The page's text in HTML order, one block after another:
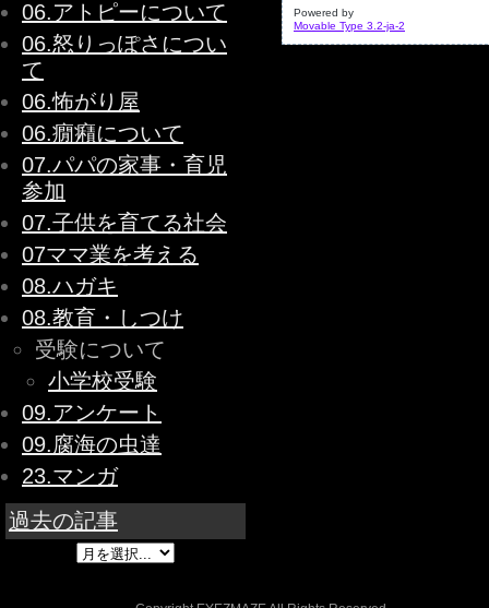
06.アトピーについて
06.怒りっぽさについ
て
06.怖がり屋
06.癇癪について
07.パパの家事・育児
参加
07.子供を育てる社会
07ママ業を考える
08.ハガキ
08.教育・しつけ
受験について
小学校受験
09.アンケート
09.腐海の虫達
23.マンガ
過去の記事
Powered by
Movable Type 3.2-ja-2